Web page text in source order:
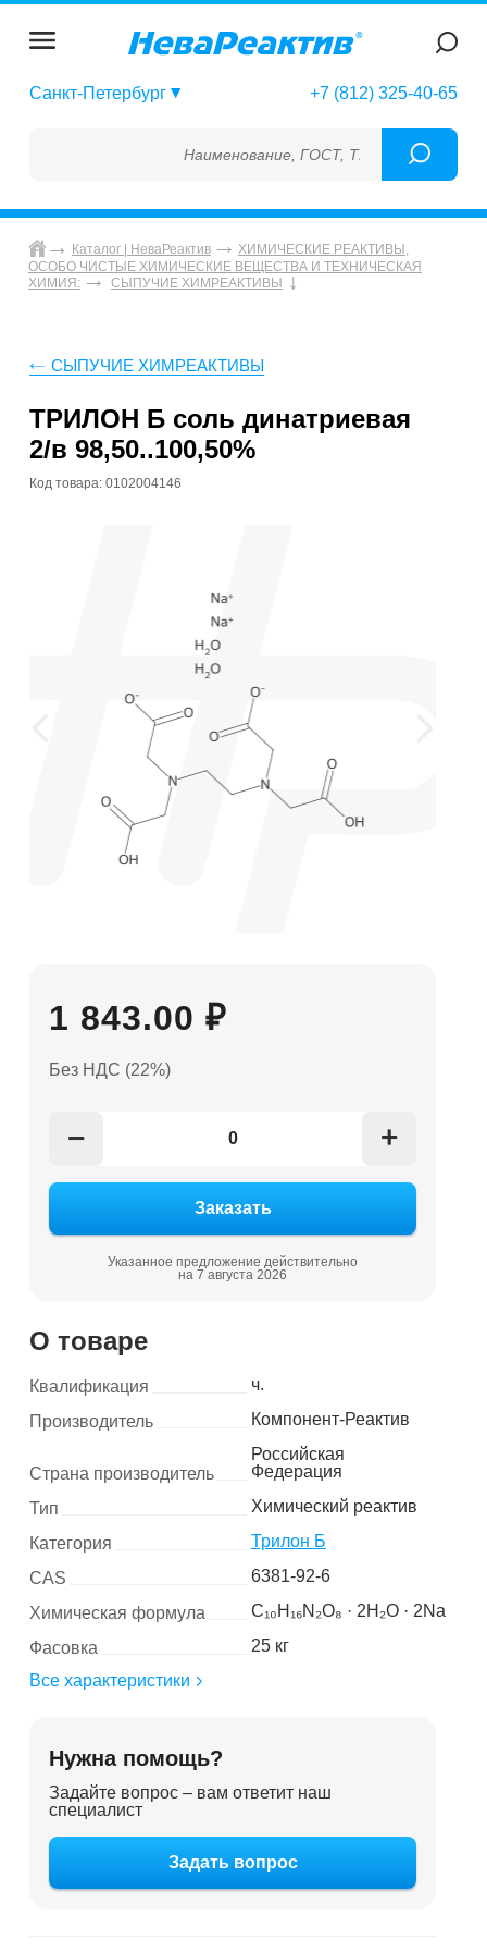
Санкт-Петербург +7 (812) 325-40-65
Наименование, ГОСТ, ТУ, ГСО, МСО, ОСО,
Каталог | НеваРеактив
ХИМИЧЕСКИЕ РЕАКТИВЫ,
ОСОБО ЧИСТЫЕ ХИМИЧЕСКИЕ ВЕЩЕСТВА И ТЕХНИЧЕСКАЯ
ХИМИЯ:
СЫПУЧИЕ ХИМРЕАКТИВЫ
СЫПУЧИЕ ХИМРЕАКТИВЫ
ТРИЛОН Б соль динатриевая
2/в 98,50..100,50%
Код товара: 0102004146
1 843.00 ₽
Без НДС (22%)
− +
Указанное предложение действительно
на 7 августа 2026
О товаре
Квалификация
ч.
Производитель
Компонент-Реактив
Страна производитель
Российская
Федерация
Тип
Химический реактив
Категория
Трилон Б
CAS
6381-92-6
Химическая формула
C₁₀H₁₆N₂O₈ · 2H₂O · 2Na
Фасовка
25 кг
Все характеристики
Нужна помощь?
Задайте вопрос – вам ответит наш
специалист
Задать вопрос